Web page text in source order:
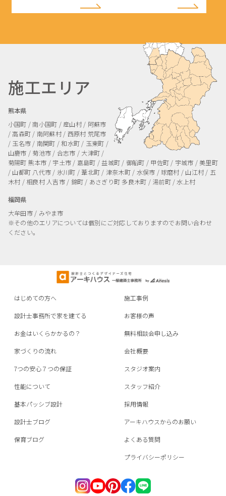
施工エリア
熊本県
小国町 / 南小国町 / 産山村 / 阿蘇市
/ 高森町 / 南阿蘇村 / 西原村 荒尾市
/ 玉名市 / 南関町 / 和水町 / 玉東町 /
山鹿市 / 菊池市 / 合志市 / 大津町 /
菊陽町 熊本市 / 宇土市 / 嘉島町 / 益城町 / 御船町 / 甲佐町 / 宇城市 / 美里町
/ 山都町 八代市 / 氷川町 / 葦北町 / 津奈木町 / 水俣市 / 球磨村 / 山江村 / 五
木村 / 相良村人吉市 / 錦町 / あさぎり町 多良木町 / 湯前町 / 水上村
福岡県
大牟田市 / みやま市
※その他のエリアについては個別にご対応しておりますのでお問い合わせ
ください。
はじめての方へ
設計士事務所で家を建てる
お金はいくらかかるの？
家づくりの流れ
7つの安心７つの保証
性能について
基本パッシブ設計
設計士ブログ
保育ブログ
施工事例
お客様の声
無料相談会申し込み
会社概要
スタジオ案内
スタッフ紹介
採用情報
アーキハウスからのお願い
よくある質問
プライバシーポリシー